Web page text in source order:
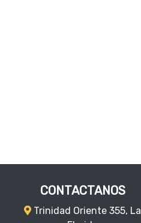
CONTACTANOS
Trinidad Oriente 355, La